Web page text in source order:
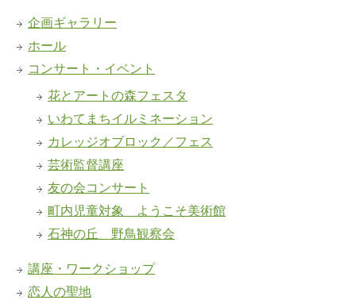
企画ギャラリー
ホール
コンサート・イベント
花とアートの森フェスタ
いわてまちイルミネーション
カレッジオブロック／フェス
芸術監督講座
友の会コンサート
町内児童対象 ようこそ美術館
石神の丘 野鳥観察会
講座・ワークショップ
恋人の聖地